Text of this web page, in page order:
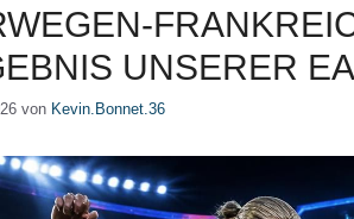
UNSERER
von Kevin.Bonnet.36